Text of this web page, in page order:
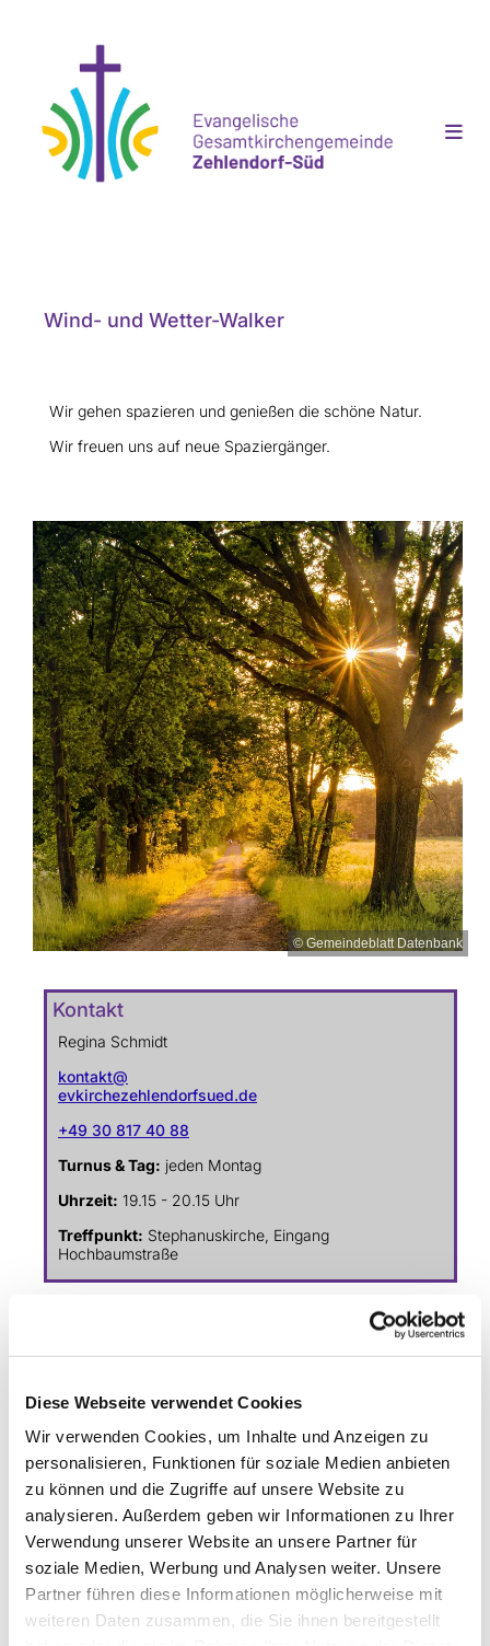
Diese Webseite verwendet Cookies
Wir verwenden Cookies, um Inhalte und Anzeigen zu
personalisieren, Funktionen für soziale Medien anbieten
zu können und die Zugriffe auf unsere Website zu
analysieren. Außerdem geben wir Informationen zu Ihrer
Verwendung unserer Website an unsere Partner für
soziale Medien, Werbung und Analysen weiter. Unsere
Partner führen diese Informationen möglicherweise mit
weiteren Daten zusammen, die Sie ihnen bereitgestellt
Wind- und Wetter-Walker
Wir gehen spazieren und genießen die schöne Natur.
Wir freuen uns auf neue Spaziergänger.
© Gemeindeblatt Datenbank
Kontakt
Regina Schmidt
kontakt@
evkirchezehlendorfsued.de
+49 30 817 40 88
Turnus & Tag: jeden Montag
Uhrzeit: 19.15 - 20.15 Uhr
Treffpunkt: Stephanuskirche, Eingang
Hochbaumstraße
Ev. Gesamtkirchengemeinde Zehlendorf-Süd
Heimat 27 - 14165 Berlin
030 815 18 39
kontakt@evkirchezehlendorfsued.de